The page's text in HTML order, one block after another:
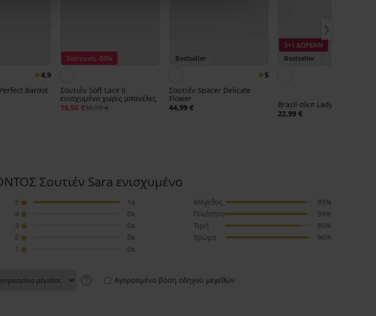
4,9
Bardot
Έκπτωση -50%
Σουτιέν Soft Lace II
ενισχυμένο χωρίς μπανέλες
18,50 €36,99 €
Bestseller
5
Σουτιέν Spacer Delicate
Flower
44,99 €
3+1 ΔΩΡΕΑΝ
Bestseller
Brazil σλιπ Lady Grace New
22,99 €
Σουτιέν Sara ενισχυμένο
5
1x
4
0x
3
0x
2
0x
1
0x
Μέγεθος
93%
Ποιότητα
94%
Τιμή
86%
Χρώμα
96%
Αγορασμένο βάση οδηγού μεγεθών